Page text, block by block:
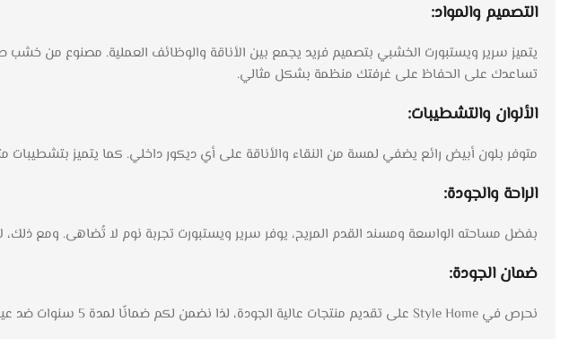
التصميم والمواد:
يتميز سرير ويستبورت الخشبي بتصميم فريد يجمع بين الأناقة والوظائف العملية. مصنوع من خشب
تساعدك على الحفاظ على غرفتك منظمة بشكل مثالي.
الألوان والتشطيبات:
متوفر بلون أبيض رائع يضفي لمسة من النقاء والأناقة على أي ديكور داخلي. كما يتميز بتشطيبات
الراحة والجودة:
بفضل مساحته الواسعة ومسند القدم المريح، يوفر سرير ويستبورت تجربة نوم لا تُضاهى. ومع
ضمان الجودة:
نحرص في Style Home على تقديم منتجات عالية الجودة، لذا نضمن لكم ضمانًا لمدة 5 سنوات ضد عيوب الصناعة، مما يضمن لكم استمتاعًا طويل الأمد بسرير خشب ويستبورت.